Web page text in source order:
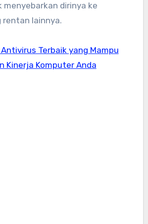
menyebarkan dirinya ke
rentan lainnya.
Antivirus Terbaik yang Mampu
Kinerja Komputer Anda